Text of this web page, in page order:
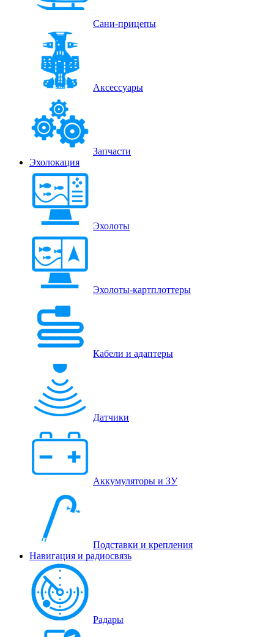
Сани-прицепы
Аксессуары
Запчасти
Эхолокация
Эхолоты
Эхолоты-картплоттеры
Кабели и адаптеры
Датчики
Аккумуляторы и ЗУ
Подставки и крепления
Навигация и радиосвязь
Радары